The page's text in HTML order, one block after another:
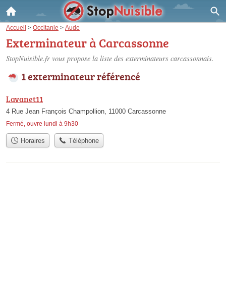
Accueil > Occitanie > Aude
Exterminateur à Carcassonne
StopNuisible.fr vous propose la liste des exterminateurs carcassonnais.
1 exterminateur référencé
Lavanet11
4 Rue Jean François Champollion, 11000 Carcassonne
Fermé, ouvre lundi à 9h30
Horaires Téléphone